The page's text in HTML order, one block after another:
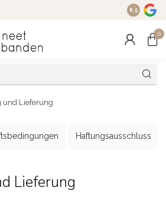
Ruim 16
8.5
0
und Lieferung
Haftungsausschluss
Lieferung